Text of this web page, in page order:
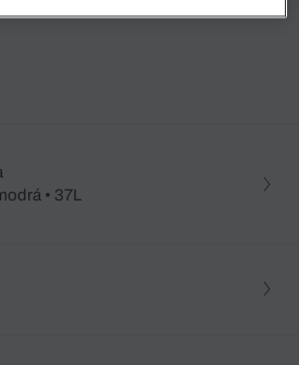
Námornícka modrá • 37L